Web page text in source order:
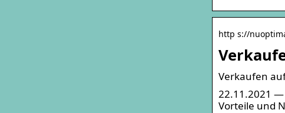
http s://
Verkaufen
22.11.2021 —
Vorteile und